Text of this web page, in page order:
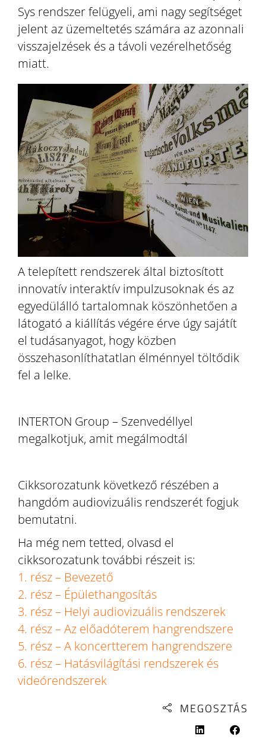
Sys rendszer felügyeli, ami nagy segítséget
jelent az üzemeltetés számára az azonnali
visszajelzések és a távoli vezérelhetőség
miatt.
A telepített rendszerek által biztosított
innovatív interaktív impulzusoknak és az
egyedülálló tartalomnak köszönhetően a
látogató a kiállítás végére érve úgy sajátít
el tudásanyagot, hogy közben
összehasonlíthatatlan élménnyel töltődik
fel a lelke.
INTERTON Group – Szenvedéllyel
megalkotjuk, amit megálmodtál
Cikksorozatunk következő részében a
hangdóm audiovizuális rendszerét fogjuk
bemutatni.
Ha még nem tetted, olvasd el
cikksorozatunk további részeit is:
1. rész – Bevezető
2. rész – Épülethangosítás
3. rész – Helyi audiovizuális rendszerek
4. rész – Az előadóterem hangrendszere
5. rész – A koncertterem hangrendszere
6. rész – Hatásvilágítási rendszerek és
videórendszerek
MEGOSZTÁS